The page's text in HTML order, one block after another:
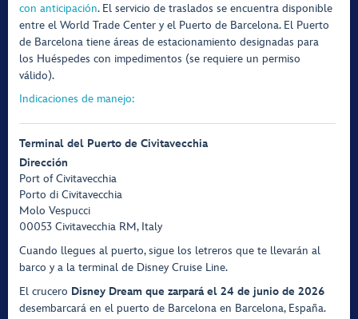
con anticipación. El servicio de traslados se encuentra disponible
entre el World Trade Center y el Puerto de Barcelona. El Puerto
de Barcelona tiene áreas de estacionamiento designadas para
los Huéspedes con impedimentos (se requiere un permiso
válido).
Indicaciones de manejo:
Terminal del Puerto de Civitavecchia
Dirección
Port of Civitavecchia
Porto di Civitavecchia
Molo Vespucci
00053 Civitavecchia RM, Italy
Cuando llegues al puerto, sigue los letreros que te llevarán al
barco y a la terminal de Disney Cruise Line.
El crucero Disney Dream que zarpará el 24 de junio de 2026
desembarcará en el puerto de Barcelona en Barcelona, España.